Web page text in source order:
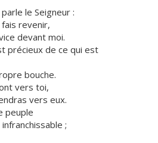
le Seigneur :
revenir,
devant moi.
précieux de ce qui est
bouche.
vers toi,
vers eux.
peuple
;